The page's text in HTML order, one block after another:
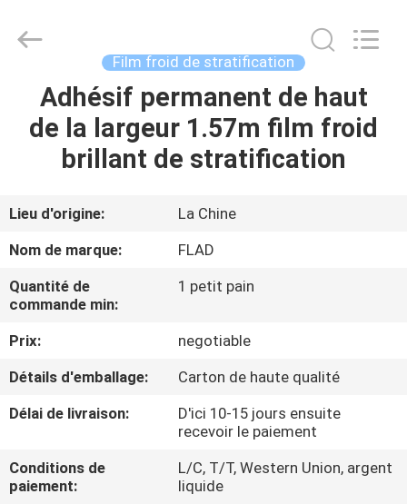
LA
MAISON
PRODUITS
À
PROPOS
DE
NOUS
VISITE
DE
L'USINE
Material
Film froid de stratification
Adhésif permanent de haut
de la largeur 1.57m film froid
brillant de stratification
Lieu d'origine:
La Chine
Nom de marque:
FLAD
Quantité de
commande min:
1 petit pain
Prix:
negotiable
Détails d'emballage:
Carton de haute qualité
Délai de livraison:
D'ici 10-15 jours ensuite
recevoir le paiement
Conditions de
paiement:
L/C, T/T, Western Union, argent
liquide